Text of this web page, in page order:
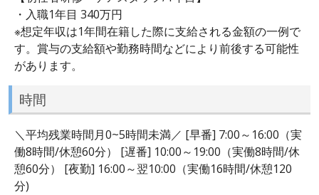
・入職1年目 340万円
※想定年収は1年間在籍した際に支給される金額の一例で
す。賞与の支給額や勤務時間などにより前後する可能性
があります。
時間
＼平均残業時間月0~5時間未満／ [早番] 7:00～16:00（実
働8時間/休憩60分） [遅番] 10:00～19:00（実働8時間/休
憩60分） [夜勤] 16:00～翌10:00（実働16時間/休憩120
分)